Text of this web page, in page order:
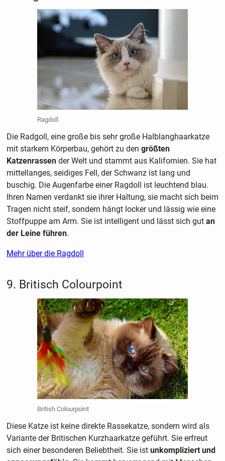
Ragdoll
Die Radgoll, eine große bis sehr große Halblanghaarkatze
mit starkem Körperbau, gehört zu den größten
Katzenrassender Welt und stammt aus Kalifornien. Sie hat
mittellanges, seidiges Fell, der Schwanz ist lang und
buschig. Die Augenfarbe einer Ragdoll ist leuchtend blau.
Ihren Namen verdankt sie ihrer Haltung, sie macht sich beim
Tragen nicht steif, sondern hängt locker und lässig wie eine
Stoffpuppe am Arm. Sie ist intelligent und lässt sich gut an
der Leine führen.
Mehr über die Ragdoll
9. Britisch Colourpoint
British Colourpoint
Diese Katze ist keine direkte Rassekatze, sondern wird als
Variante der Britischen Kurzhaarkatze geführt. Sie erfreut
sich einer besonderen Beliebtheit. Sie ist unkompliziert und